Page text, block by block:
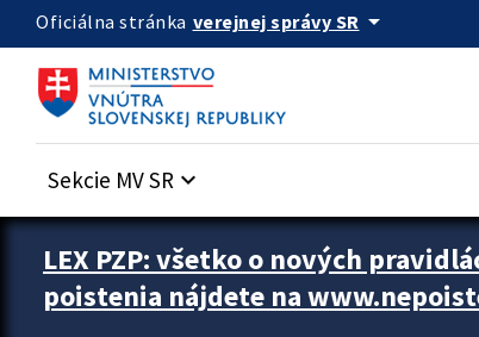
Preskocit na hlavný obsah
Oficiálna stránka verejnej správy SR arrow_drop_down
Sekcie MV SR keyboard_arrow_down
Zastavit automatický posun upútavok
LEX PZP: všetko o nových
poistenia nájdete na